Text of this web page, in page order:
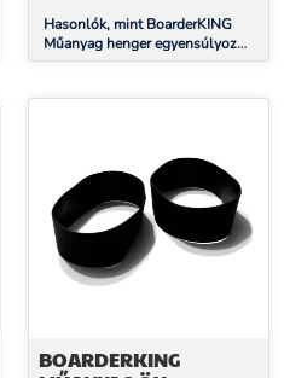
Hasonlók, mint BoarderKING
Műanyag henger egyensúlyozó
deszkához, beltéri, műanyag
BOARDERKING